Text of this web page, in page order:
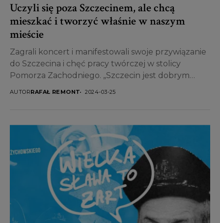
Uczyli się poza Szczecinem, ale chcą
mieszkać i tworzyć właśnie w naszym
mieście
Zagrali koncert i manifestowali swoje przywiązanie
do Szczecina i chęć pracy twórczej w stolicy
Pomorza Zachodniego. „Szczecin jest dobrym
AUTORRAFAŁ REMONT 2024-03-25